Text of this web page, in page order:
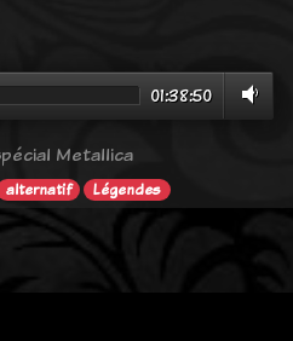
01:38:50
Metallica
alternatif Légendes